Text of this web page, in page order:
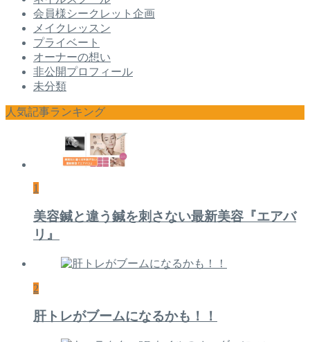
会員様シークレット企画
メイクレッスン
プライベート
オーナーの想い
非公開プロフィール
未分類
人気記事ランキング
1
美容鍼と違う鍼を刺さない最新美容『エアバ
リ』
2
肝トレがブームになるかも！！